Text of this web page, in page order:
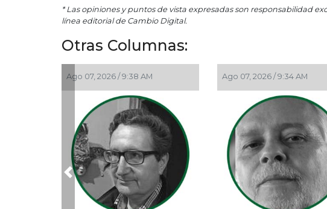
* Las opiniones y puntos de vista expresadas son responsabilidad
línea editorial de Cambio Digital.
Otras Columnas:
Ago 07, 2026 / 9:38 AM Ago 07, 2026 / 9:34 AM
Previous